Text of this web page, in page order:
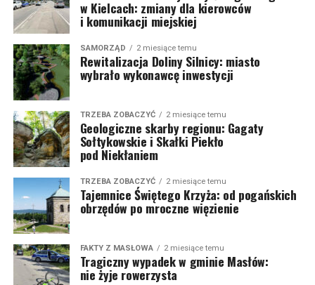
w Kielcach: zmiany dla kierowców
i komunikacji miejskiej
SAMORZĄD 2 miesiące temu
Rewitalizacja Doliny Silnicy: miasto
wybrało wykonawcę inwestycji
TRZEBA ZOBACZYĆ 2 miesiące temu
Geologiczne skarby regionu: Gagaty
Sołtykowskie i Skałki Piekło
pod Niekłaniem
TRZEBA ZOBACZYĆ 2 miesiące temu
Tajemnice Świętego Krzyża: od pogańskich
obrzędów po mroczne więzienie
FAKTY Z MASŁOWA 2 miesiące temu
Tragiczny wypadek w gminie Masłów:
nie żyje rowerzysta